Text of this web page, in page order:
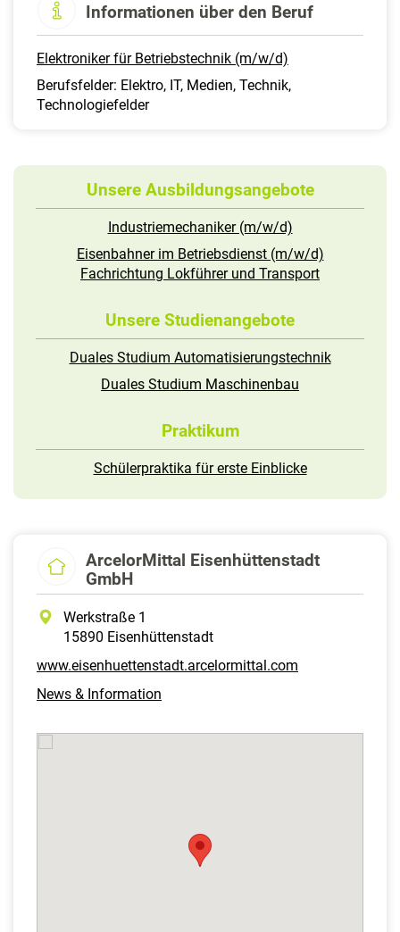
Informationen über den Beruf
Elektroniker für Betriebstechnik (m/w/d)
Berufsfelder: Elektro, IT, Medien, Technik,
Technologiefelder
Unsere Ausbildungsangebote
Industriemechaniker (m/w/d)
Eisenbahner im Betriebsdienst (m/w/d)
Fachrichtung Lokführer und Transport
Unsere Studienangebote
Duales Studium Automatisierungstechnik
Duales Studium Maschinenbau
Praktikum
Schülerpraktika für erste Einblicke
ArcelorMittal Eisenhüttenstadt
GmbH
Werkstraße 1
15890 Eisenhüttenstadt
www.eisenhuettenstadt.arcelormittal.com
News & Information